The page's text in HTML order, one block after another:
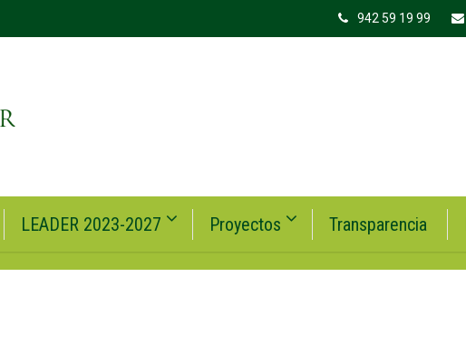
942 59 19 99
LEADER 2023-2027 Proyectos Transparencia